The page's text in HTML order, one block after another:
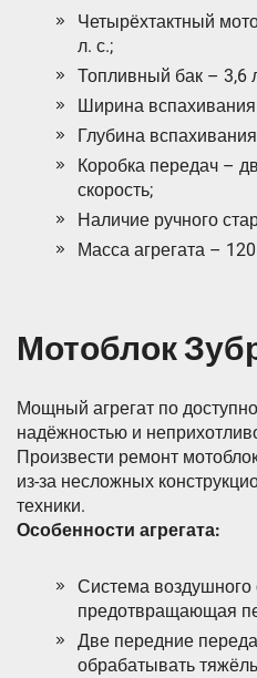
Четырёхтактный
л. с.;
Топливный бак – 3,6
Ширина
Глубина
Коробка передач –
скорость;
Наличие ручного
Масса агрегата – 120
Мотоблок
Мощный агрегат по
надёжностью и
Произвести ремонт
из-за несложных
техники.
Особенности агрегата:
Система воздушного
предотвращающая
Две передние
обрабатывать